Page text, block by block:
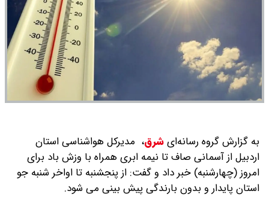
به گزارش گروه رسانه‌ایشرق، مدیرکل هواشناسی استان
اردبیل از آسمانی صاف تا نیمه ابری همراه با وزش باد برای
امروز (چهارشنبه) خبر داد و گفت: از پنجشنبه تا اواخر شنبه جو
استان پایدار و بدون بارندگی پیش بینی می شود.